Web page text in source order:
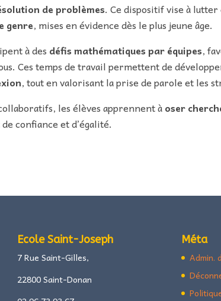
de problèmes. Ce dispositif vise à
genre, mises en évidence dès le plus jeune âge.
à des défis mathématiques par équipes,
Ces temps de travail permettent de
, tout en valorisant la prise de parole et les
les élèves apprennent àoser
confiance et d’égalité.
Ecole Saint-Joseph
7 Rue Saint-Gilles,
22800 Saint-Donan
Méta
Admin.